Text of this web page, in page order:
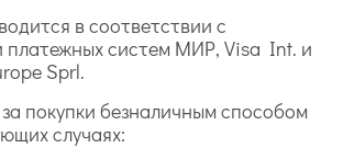
в соответствии с
платежных систем МИР, Visa Int. и
Sprl.
покупки безналичным способом
случаях: